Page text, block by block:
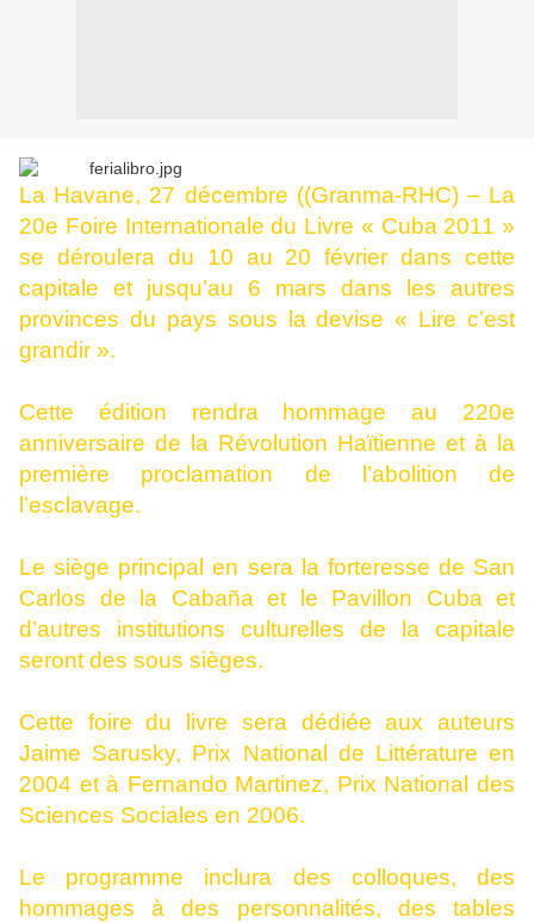
La Havane, 27 décembre ((Granma-RHC) – La
20e Foire Internationale du Livre « Cuba 2011 »
se déroulera du 10 au 20 février dans cette
capitale et jusqu’au 6 mars dans les autres
provinces du pays sous la devise « Lire c’est
grandir ».
Cette édition rendra hommage au 220e
anniversaire de la Révolution Haïtienne et à la
première proclamation de l’abolition de
l’esclavage.
Le siège principal en sera la forteresse de San
Carlos de la Cabaña et le Pavillon Cuba et
d’autres institutions culturelles de la capitale
seront des sous sièges.
Cette foire du livre sera dédiée aux auteurs
Jaime Sarusky, Prix National de Littérature en
2004 et à Fernando Martinez, Prix National des
Sciences Sociales en 2006.
Le programme inclura des colloques, des
hommages à des personnalités, des tables